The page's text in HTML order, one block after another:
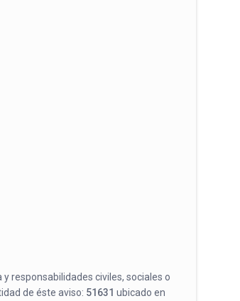
responsabilidades civiles, sociales o
de éste aviso: 51631 ubicado en